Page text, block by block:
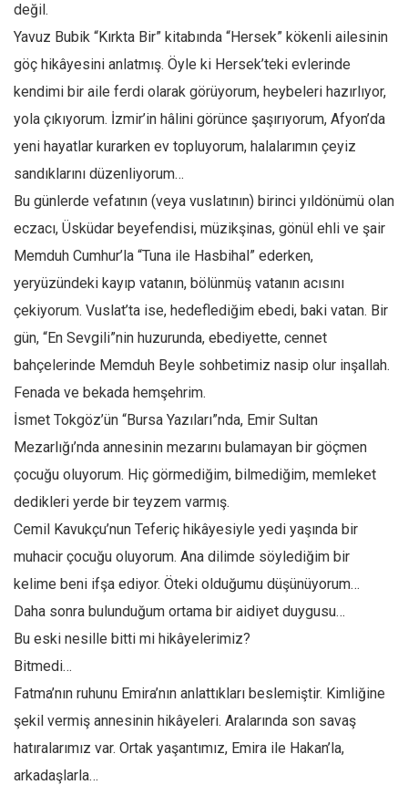
Gıda-Beslenme
Hayat
Türkiye
Siyaset
Dünya
Avrupa
Asya
Avustralya
Tarih
Düşünce
Dosyalar
değil.
Yavuz Bubik “Kırkta Bir” kitabında “Hersek” kökenli ailesinin
göç hikâyesini anlatmış. Öyle ki Hersek’teki evlerinde
kendimi bir aile ferdi olarak görüyorum, heybeleri hazırlıyor,
yola çıkıyorum. İzmir’in hâlini görünce şaşırıyorum, Afyon’da
yeni hayatlar kurarken ev topluyorum, halalarımın çeyiz
sandıklarını düzenliyorum…
Bu günlerde vefatının (veya vuslatının) birinci yıldönümü olan
eczacı, Üsküdar beyefendisi, müzikşinas, gönül ehli ve şair
Memduh Cumhur’la “Tuna ile Hasbihal” ederken,
yeryüzündeki kayıp vatanın, bölünmüş vatanın acısını
çekiyorum. Vuslat’ta ise, hedeflediğim ebedi, baki vatan. Bir
gün, “En Sevgili”nin huzurunda, ebediyette, cennet
bahçelerinde Memduh Beyle sohbetimiz nasip olur inşallah.
Fenada ve bekada hemşehrim.
İsmet Tokgöz’ün “Bursa Yazıları”nda, Emir Sultan
Mezarlığı’nda annesinin mezarını bulamayan bir göçmen
çocuğu oluyorum. Hiç görmediğim, bilmediğim, memleket
dedikleri yerde bir teyzem varmış.
Cemil Kavukçu’nun Teferiç hikâyesiyle yedi yaşında bir
muhacir çocuğu oluyorum. Ana dilimde söylediğim bir
kelime beni ifşa ediyor. Öteki olduğumu düşünüyorum…
Daha sonra bulunduğum ortama bir aidiyet duygusu…
Bu eski nesille bitti mi hikâyelerimiz?
Bitmedi…
Fatma’nın ruhunu Emira’nın anlattıkları beslemiştir. Kimliğine
şekil vermiş annesinin hikâyeleri. Aralarında son savaş
hatıralarımız var. Ortak yaşantımız, Emira ile Hakan’la,
arkadaşlarla…